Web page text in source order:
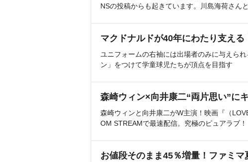
NSの投稿からも起きています。川島海荷さん
マクドナルドが40年にわたり支える
ユニフォームの右袖には出場者のみに与えら
ン」をつけて学童球児たちが頂点を目指す
森崎ウィン×向井康二“両片思い”に
森崎ウィンと向井康二がW主演！映画『（
OM STREAMで最速配信。究極のピュアラブ！
お値段そのまま45％増量！ファミマ